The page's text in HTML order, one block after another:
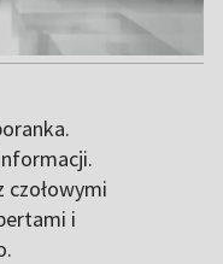
czołowymi
i